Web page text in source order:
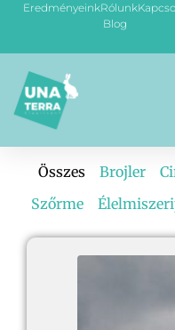
EredményeinkRólunk
Blog
Brojler
Szőrme
Összes